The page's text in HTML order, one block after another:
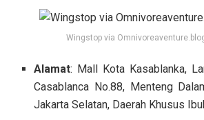
Wingstop via
Alamat: Mall Kota Kasablanka,
Casablanca No.88, Menteng
Jakarta Selatan, Daerah Khusus